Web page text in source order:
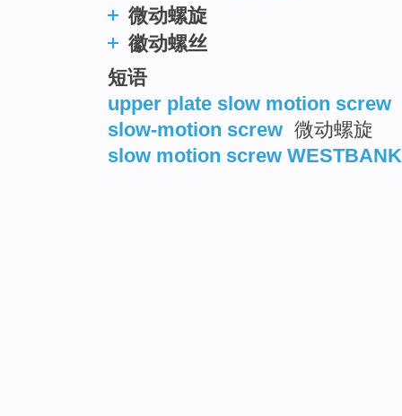
微动螺旋
徽动螺丝
短语
upper plate slow motion screw
slow-motion screw 微动螺旋
slow motion screw WESTBANK